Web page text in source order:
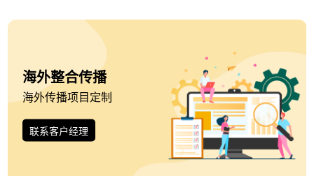
海外整合传播
海外传播项目定制
联系客户经理